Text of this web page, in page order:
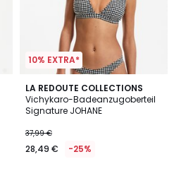
10% EXTRA*
LA REDOUTE COLLECTIONS
Vichykaro-Badeanzugoberteil
Signature JOHANE
37,99 €
28,49 € -25%
4
/
5